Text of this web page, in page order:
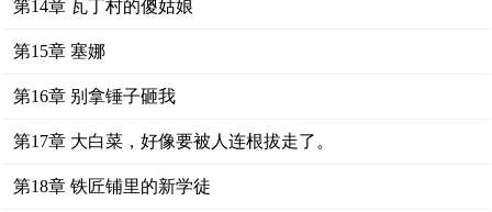
第14章 瓦丁村的傻姑娘
第15章 塞娜
第16章 别拿锤子砸我
第17章 大白菜，好像要被人连根拔走了。
第18章 铁匠铺里的新学徒